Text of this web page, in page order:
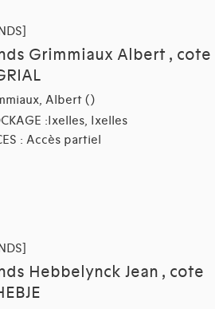
Grimmiaux Albert , cote
Albert ()
:Ixelles, Ixelles
: Accès partiel
Hebbelynck Jean , cote